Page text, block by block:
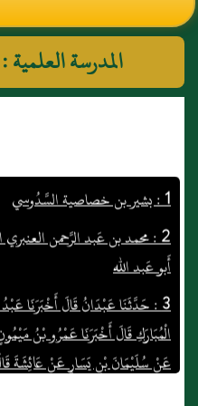
النووي رحمهم الله تعالى
المدرسة العلمية :
1 : بشير بن خصاصية السَّدُوسي
2 : محمد بن عَبد الرَّحمن العنبري
أَبو عَبد الله
3 : حَدَّثَنَا عَبْدَانُ قَالَ أَخْبَرَنَا عَبْدُ
الْمُبَارَكِ قَالَ أَخْبَرَنَا عَمْرُو بْنُ
عَنْ سُلَيْمَانَ بْنِ يَسَارٍ عَنْ عَائِشَةَ
"كُنْتُ أَغْسِلُ الْجَنَابَةَ مِنْ ثَوْبِ النَّبِيِّ